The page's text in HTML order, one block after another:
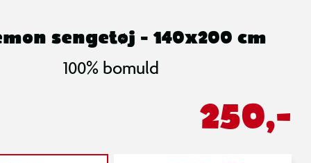
sengetøj - 140x200 cm
100% bomuld
250,-